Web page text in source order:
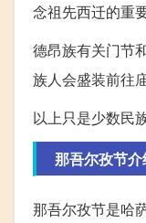
念祖先西迁的重
德昂族有关门节
族人会盛装前往
以上只是少数民
那吾尔孜节
那吾尔孜节是哈